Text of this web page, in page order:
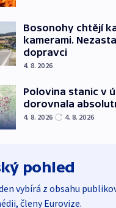
Bosonohy chtějí
kamerami.
dopravci
4. 8. 2026
Polovina stanic v
dorovnala
4. 8. 2026 4. 8. 2026
pohled
vybírá z obsahu
členy Eurovize.